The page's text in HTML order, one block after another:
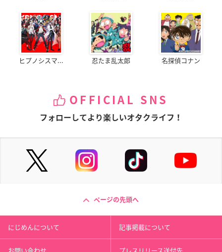
ヒプノシスマ... 忍たま乱太郎 名探偵コナン
OFFICIAL SNS
フォローしてより楽しいオタクライフ！
ページの先頭へ
にじめんについて 記事掲載について